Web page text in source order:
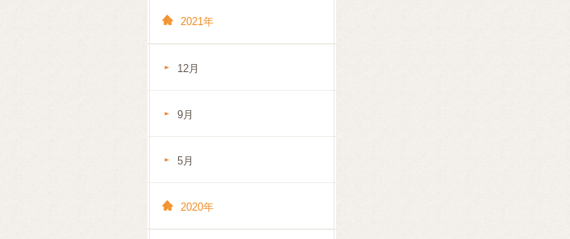
2021年
12月
9月
5月
2020年